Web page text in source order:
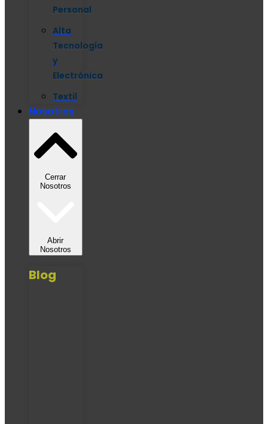
Personal
Alta
Tecnología
y
Electrónica
Textil
Nosotros
Cerrar
Nosotros
Abrir
Nosotros
Blog